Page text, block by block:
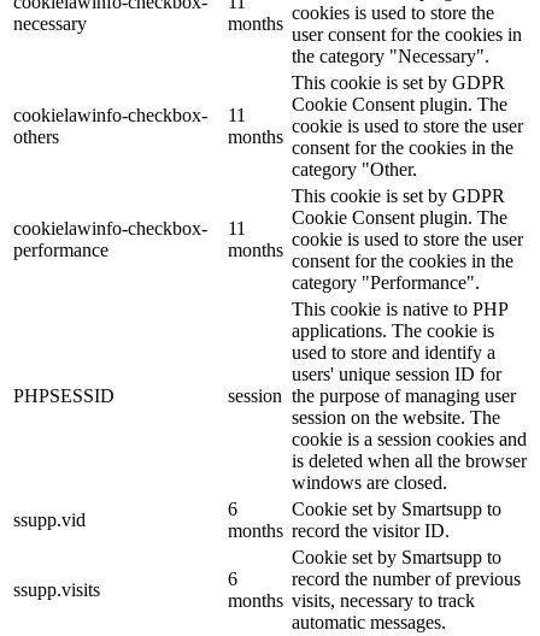
necessary
months
cookies is used to store the
user consent for the cookies in
the category "Necessary".
cookielawinfo-checkbox-
others
11
months
This cookie is set by GDPR
Cookie Consent plugin. The
cookie is used to store the user
consent for the cookies in the
category "Other.
cookielawinfo-checkbox-
performance
11
months
This cookie is set by GDPR
Cookie Consent plugin. The
cookie is used to store the user
consent for the cookies in the
category "Performance".
PHPSESSID session
This cookie is native to PHP
applications. The cookie is
used to store and identify a
users' unique session ID for
the purpose of managing user
session on the website. The
cookie is a session cookies and
is deleted when all the browser
windows are closed.
ssupp.vid
6
months
Cookie set by Smartsupp to
record the visitor ID.
ssupp.visits
6
months
Cookie set by Smartsupp to
record the number of previous
visits, necessary to track
automatic messages.